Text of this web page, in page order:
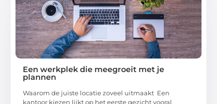
Een werkplek die meegroeit met je
plannen
Waarom de juiste locatie zoveel uitmaakt Een
kantoor kiezen lijkt op het eerste gezicht vooral